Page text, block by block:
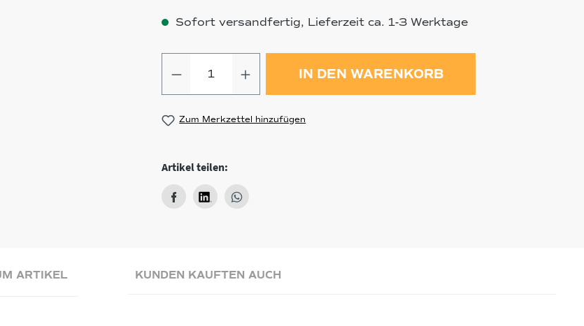
Sofort versandfertig, Lieferzeit ca. 1-3 Werktage
Produkt Anzahl: Gib den gewünschten Wert
IN DEN WARENKORB
Zum Merkzettel hinzufügen
Artikel teilen:
ARTIKEL KUNDEN KAUFTEN AUCH